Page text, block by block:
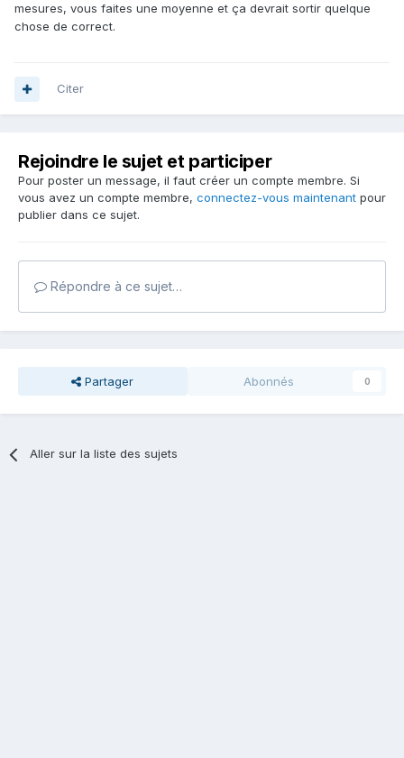
mesures, vous faites une moyenne et ça devrait sortir quelque
chose de correct.
Citer
Rejoindre le sujet et participer
Pour poster un message, il faut créer un compte membre. Si
vous avez un compte membre, connectez-vous maintenant pour
publier dans ce sujet.
Répondre à ce sujet…
Partager Abonnés 0
Aller sur la liste des sujets